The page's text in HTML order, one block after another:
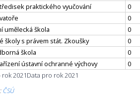
praktického vyučování
0
0
umělecká škola
0
školy s právem stát. Zkoušky
0
škola
0
ústavní ochranné výchovy
0
2021Data pro rok 2021
ČSÚ